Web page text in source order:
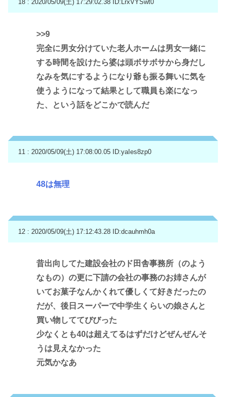
18 : 2020/05/09(土) 17:29:02.38 ID:LrxVYSwt0
>>9
完全に男女分けていた老人ホームは男女一緒に
する時間を設けたら婆は頭ボサボサから身だし
なみを気にするようになり爺も振る舞いに気を
使うようになって結果として職員も楽になっ
た、という話をどこかで読んだ
11 : 2020/05/09(土) 17:08:00.05 ID:yaIes8zp0
48は無理
12 : 2020/05/09(土) 17:12:43.28 ID:dcauhmh0a
昔出向してた建設会社のド田舎事務所（のよう
なもの）の更に下請の会社の事務のお姉さんが
いてお菓子なんかくれて優しくて好きだったの
だが、後日スーパーで中学生くらいの娘さんと
買い物しててびびった
少なくとも40は超えてるはずだけどぜんぜんそ
うは見えなかった
元気かなあ